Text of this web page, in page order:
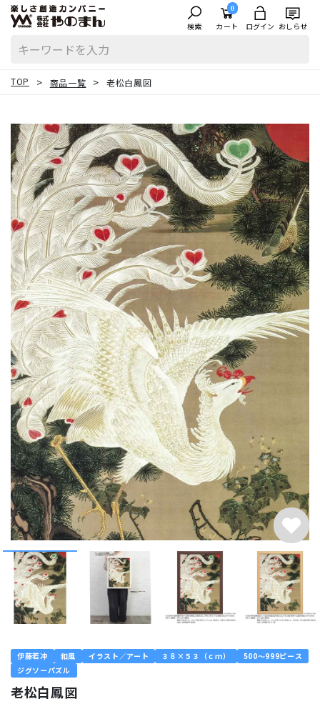
検索
0
カート ログイン おしらせ
TOP 商品一覧 老松白鳳図
伊藤若冲 和風 イラスト／アート ３８×５３（ｃｍ）
500～999ピース
ジグソーパズル
老松白鳳図